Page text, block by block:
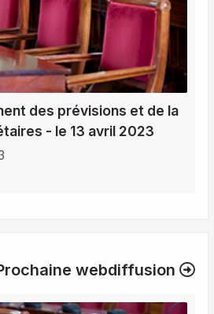
des prévisions et de la
- le 13 avril 2023
webdiffusion